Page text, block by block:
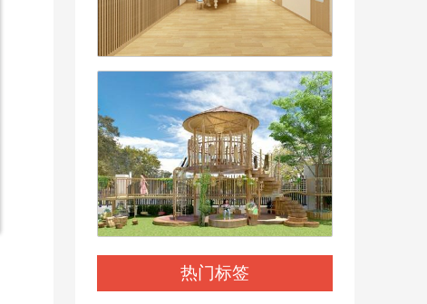
热门标签